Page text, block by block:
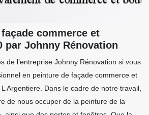
commerce et
par Johnny Rénovation
de l’entreprise Johnny Rénovation si vous
en peinture de façade commerce et
Argentiere. Dans le cadre de notre travail,
de nous occuper de la peinture de la